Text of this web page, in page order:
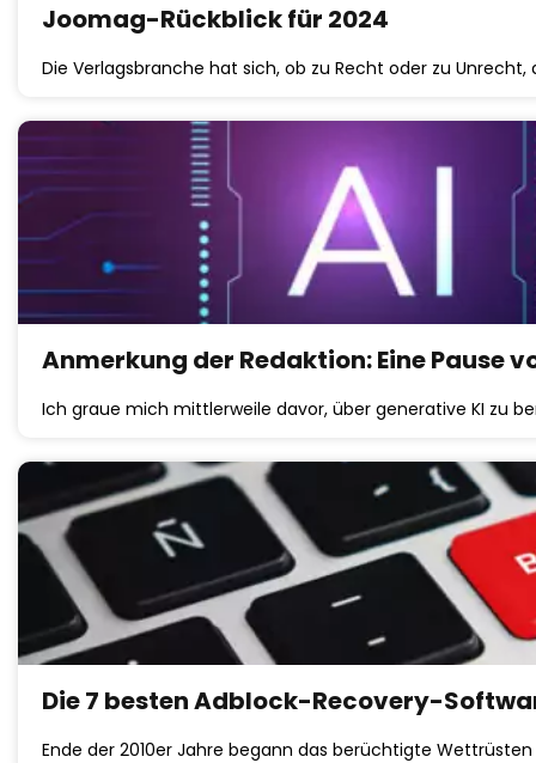
Joomag-Rückblick für 2024
Die Verlagsbranche hat sich, ob zu Recht oder zu Unrecht,
Anmerkung der Redaktion: Eine Pause
Ich graue mich mittlerweile davor, über generative KI zu
Die 7 besten Adblock-Recovery-
Ende der 2010er Jahre begann das berüchtigte